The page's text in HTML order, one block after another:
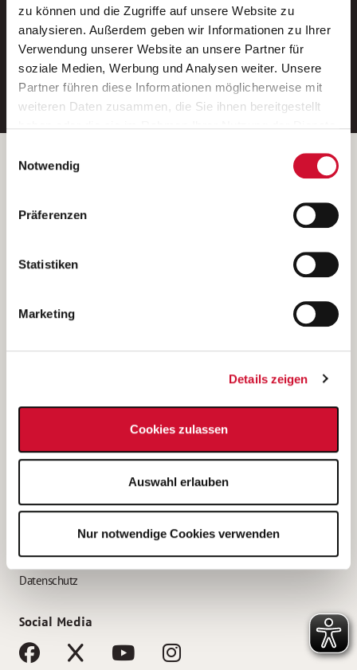
zu können und die Zugriffe auf unsere Website zu
analysieren. Außerdem geben wir Informationen zu Ihrer
Verwendung unserer Website an unsere Partner für
soziale Medien, Werbung und Analysen weiter. Unsere
Partner führen diese Informationen möglicherweise mit
weiteren Daten zusammen, die Sie ihnen bereitgestellt
Wenn Sie auf „Cookies zulassen“ klicken, so stimmen
Sie der Speicherung sämtlicher Cookies zu. Sie können
Ihre Einwilligung selbstverständlich jederzeit widerrufen,
indem Sie die Cookie-Einstellungen aufrufen und diese
unsererDatenschutzerklärung
Notwendig
Präferenzen
Statistiken
Marketing
Details zeigen
Cookies zulassen
Auswahl erlauben
Nur notwendige Cookies verwenden
Ein kostenloser Service von AWO
Jobs.
E-Mail-Adresse eintragen
Betreiber der Webseite
Kantstraße 45a
(Ein Tochterunternehmen des AWO Bezirksverbandes Unterfranken
e.V.)
Bewerbung als Altenpflegehelfer*in
Bewerbung als Erzieher*in
AWO Gliederungen nach Bundesland
Impressum
Datenschutz
Social Media